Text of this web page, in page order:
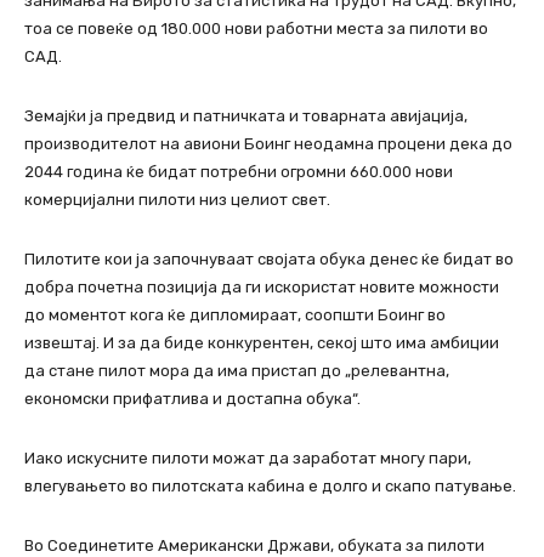
тоа се повеќе од 180.000 нови работни места за пилоти во
САД.
Земајќи ја предвид и патничката и товарната авијација,
производителот на авиони Боинг неодамна процени дека до
2044 година ќе бидат потребни огромни 660.000 нови
комерцијални пилоти низ целиот свет.
Пилотите кои ја започнуваат својата обука денес ќе бидат во
добра почетна позиција да ги искористат новите можности
до моментот кога ќе дипломираат, соопшти Боинг во
извештај. И за да биде конкурентен, секој што има амбиции
да стане пилот мора да има пристап до „релевантна,
економски прифатлива и достапна обука“.
Иако искусните пилоти можат да заработат многу пари,
влегувањето во пилотската кабина е долго и скапо патување.
Во Соединетите Американски Држави, обуката за пилоти